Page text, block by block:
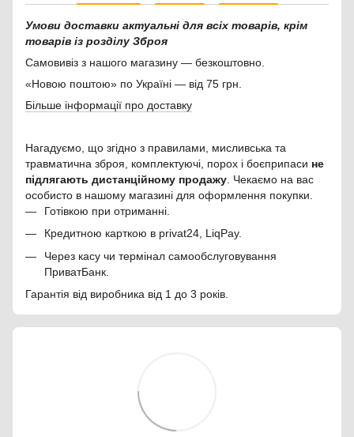
Умови доставки актуальні для всіх товарів, крім
товарів із розділу Зброя
Самовивіз з нашого магазину — безкоштовно.
«Новою поштою» по Україні — від 75 грн.
Більше інформації про доставку
Нагадуємо, що згідно з правилами, мисливська та
травматична зброя, комплектуючі, порох і боєприпаси не
підлягають дистанційному продажу . Чекаємо на вас
особисто в нашому магазині для оформлення покупки.
Готівкою при отриманні.
Кредитною карткою в privat24, LiqPay.
Через касу чи термінал самообслуговування
ПриватБанк.
Гарантія від виробника від 1 до 3 років.